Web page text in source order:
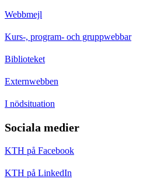
Webbmejl
Kurs-, program- och gruppwebbar
Biblioteket
Externwebben
I nödsituation
Sociala medier
KTH på Facebook
KTH på LinkedIn